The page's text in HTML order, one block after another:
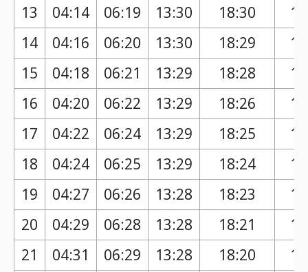
13 04:14 06:19 13:30 18:30
14
04:16 06:20 13:30 18:29
15
04:18 06:21 13:29 18:28
16
04:20 06:22 13:29 18:26
17
04:22 06:24 13:29 18:25
18
04:24 06:25 13:29 18:24
19
04:27 06:26 13:28 18:23
20
04:29 06:28 13:28 18:21
21
04:31 06:29 13:28 18:20